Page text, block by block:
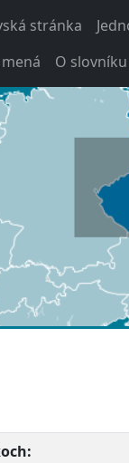
stránka
O slovníku